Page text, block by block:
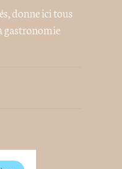
donne ici tous
gastronomie